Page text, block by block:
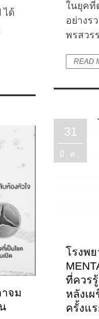
ในยุคที่
อย่างร
พรสวร
READ
ได้
31
มี.ค.
โรงพ
ที่ควร
หลังเ
ครั้งแ
จม